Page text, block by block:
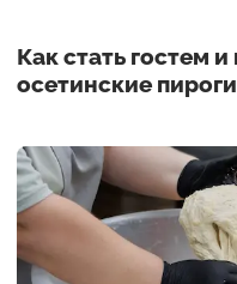
Как стать гостем и
осетинские пироги